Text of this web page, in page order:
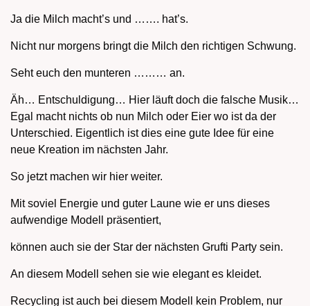
Ja die Milch macht’s und ……. hat’s.
Nicht nur morgens bringt die Milch den richtigen Schwung.
Seht euch den munteren ……… an.
Äh… Entschuldigung… Hier läuft doch die falsche Musik…
Egal macht nichts ob nun Milch oder Eier wo ist da der
Unterschied. Eigentlich ist dies eine gute Idee für eine
neue Kreation im nächsten Jahr.
So jetzt machen wir hier weiter.
Mit soviel Energie und guter Laune wie er uns dieses
aufwendige Modell präsentiert,
können auch sie der Star der nächsten Grufti Party sein.
An diesem Modell sehen sie wie elegant es kleidet.
Recycling ist auch bei diesem Modell kein Problem, nur